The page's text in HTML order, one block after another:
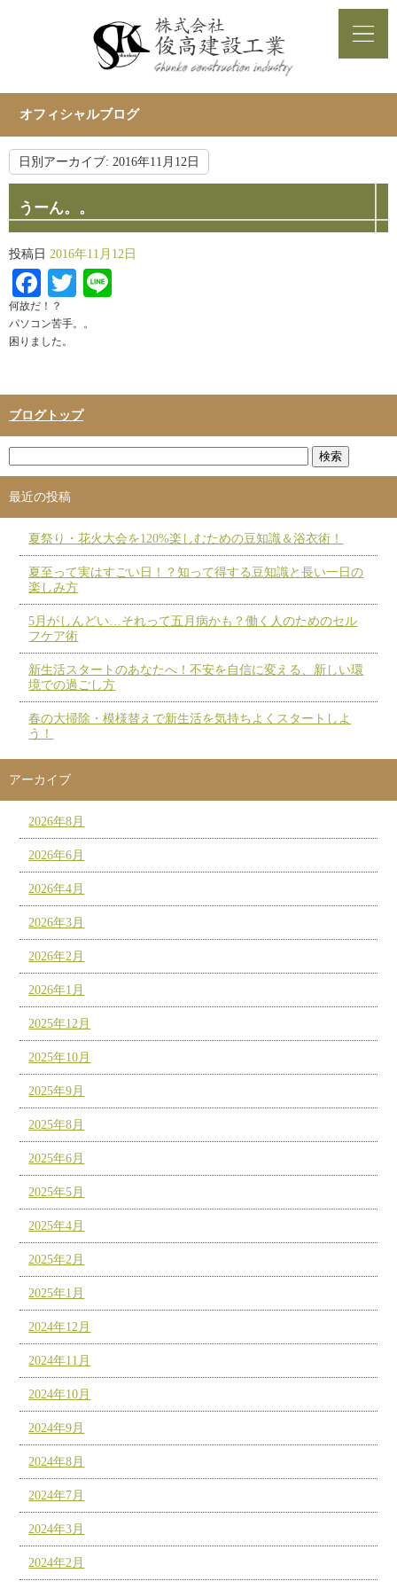
オフィシャルブログ
日別アーカイブ: 2016年11月12日
うーん。。
投稿日 2016年11月12日
Facebook
Twitter
何故だ！？
パソコン苦手。。
困りました。
ブログトップ
最近の投稿
夏祭り・花火大会を120%楽しむための豆知識＆浴衣術！
夏至って実はすごい日！？知って得する豆知識と長い一日の
楽しみ方
5月がしんどい…それって五月病かも？働く人のためのセル
フケア術
新生活スタートのあなたへ！不安を自信に変える、新しい環
境での過ごし方
春の大掃除・模様替えで新生活を気持ちよくスタートしよ
う！
アーカイブ
2026年8月
2026年6月
2026年4月
2026年3月
2026年2月
2026年1月
2025年12月
2025年10月
2025年9月
2025年8月
2025年6月
2025年5月
2025年4月
2025年2月
2025年1月
2024年12月
2024年11月
2024年10月
2024年9月
2024年8月
2024年7月
2024年3月
2024年2月